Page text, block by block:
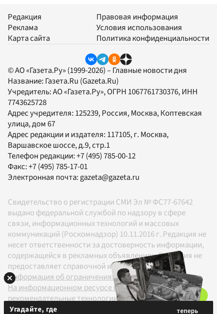
Редакция
Реклама
Карта сайта
Правовая информация
Условия использования
Политика конфиденциальности
© АО «Газета.Ру» (1999-2026) – Главные новости дня
Название: Газета.Ru (Gazeta.Ru)
Учредитель:АО «Газета.Ру», ОГРН 1067761730376, ИНН
7743625728
Адрес учредителя: 125239, Россия, Москва, Коптевская
улица, дом 67
Адрес редакции и издателя: 117105, г. Москва,
Варшавское шоссе, д.9, стр.1
Телефон редакции:+7 (495) 785-00-12
Факс:+7 (495) 785-17-01
Электронная почта:gazeta@gazeta.ru
Свидетельство о регистрации СМИ Эл № ФС77-67642
выдано федеральной службой по надзору в сфере
связи, информационных технологий и массовых
коммуникаций (Роскомнадзор) 10.11.2016 г. Редакция не
несет ответственности за достоверность информации,
содержащейся в рекламных объявлениях. Редакция не
предоставляет справочной информации.
Информация об ограничениях
На информационном ресурсе применяются
рекомендательные технологии в соответствии с
Правилами
Угадайте, где